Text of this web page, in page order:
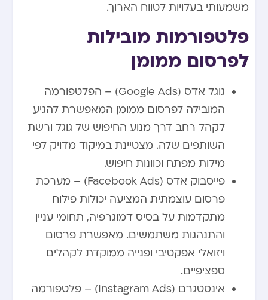
משמעותי בעלויות לטווח הארוך.
פלטפורמות מובילות
לפרסום ממומן
גוגל אדס (Google Ads) – הפלטפורמה
המובילה לפרסום ממומן המאפשרת להגיע
לקהל רחב דרך מנוע החיפוש של גוגל ורשת
השותפים שלה. מצטיינת במיקוד מדויק לפי
מילות מפתח וכוונות חיפוש.
פייסבוק אדס (Facebook Ads) – מערכת
פרסום עוצמתית המציעה יכולות פילוח
מתקדמות על בסיס דמוגרפיה, תחומי עניין
והתנהגות משתמשים. מאפשרת פרסום
ויזואלי אפקטיבי ופנייה ממוקדת לקהלים
ספציפיים.
אינסטגרם (Instagram Ads) – פלטפורמה